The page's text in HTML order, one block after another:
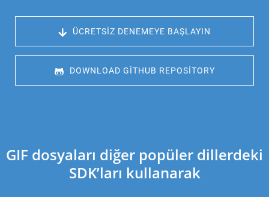
ÜCRETSIZ DENEMEYE BAŞLAYIN
DOWNLOAD GITHUB REPOSITORY
GIF dosyaları diğer popüler dillerdeki
SDK’ları kullanarak